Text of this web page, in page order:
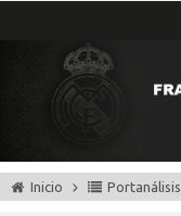
Inicio Portanálisis